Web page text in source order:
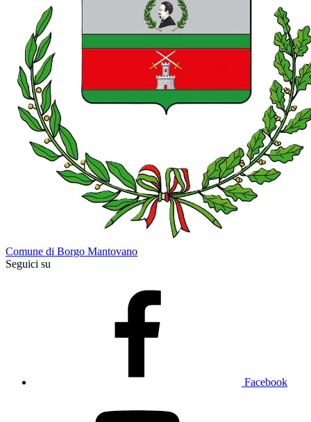
Comune di Borgo Mantovano
Seguici su
Facebook